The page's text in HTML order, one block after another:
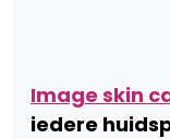
Image skin
iedere